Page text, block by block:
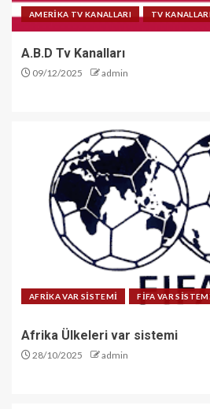
AMERİKA TV KANALLARI TV KANALLARI
A.B.D Tv Kanalları
09/12/2025 admin
AFRİKA VAR SİSTEMİ FİFA VAR
Afrika Ülkeleri var sistemi
28/10/2025 admin